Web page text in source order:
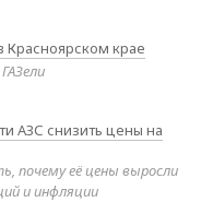
крае
АЗС снизить цены на
почему её цены выросли
и инфляции